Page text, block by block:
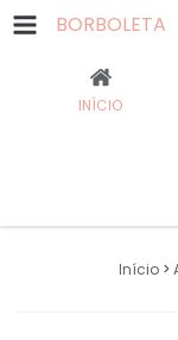
BORBOLETA
INÍCIO
Início >